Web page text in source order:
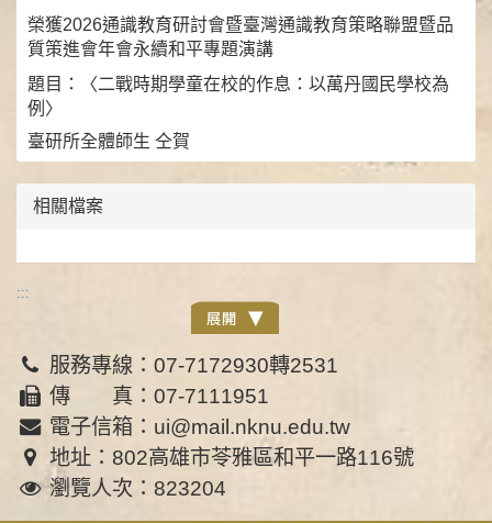
榮獲2026通識教育研討會暨臺灣通識教育策略聯盟暨品
質策進會年會永續和平專題演講
題目：
〈二戰時期學童在校的作息：以萬丹國民學校為
例 〉
臺研所全體師生 仝賀
相關檔案
:::
服務專線：07-7172930轉2531
傳 真：07-7111951
電子信箱：ui@mail.nknu.edu.tw
地址：802高雄市苓雅區和平一路116號
瀏覽人次：823204